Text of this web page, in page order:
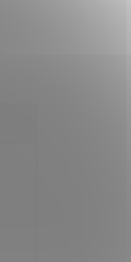
hvězdiček.